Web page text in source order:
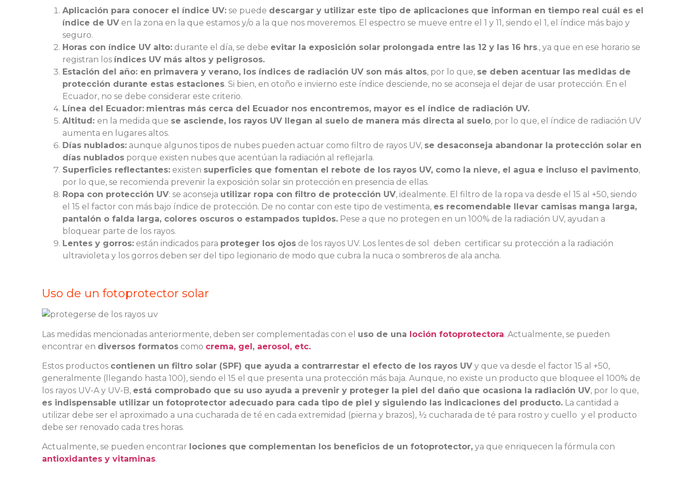
Aplicación para conocer el índice UV: se puede descargar y utilizar este tipo de aplicaciones que informan en tiempo real cuál es el
índice de UV en la zona en la que estamos y/o a la que nos moveremos. El espectro se mueve entre el 1 y 11, siendo el 1, el índice más bajo y
seguro.
Horas con índice UV alto: durante el día, se debe evitar la exposición solar prolongada entre las 12 y las 16 hrs., ya que en ese horario se
registran los índices UV más altos y peligrosos.
Estación del año: en primavera y verano, los índices de radiación UV son más altos, por lo que, se deben acentuar las medidas de
protección durante estas estaciones. Si bien, en otoño e invierno este índice desciende, no se aconseja el dejar de usar protección. En el
Ecuador, no se debe considerar este criterio.
Línea del Ecuador: mientras más cerca del Ecuador nos encontremos, mayor es el índice de radiación UV.
Altitud: en la medida que se asciende, los rayos UV llegan al suelo de manera más directa al suelo, por lo que, el índice de radiación UV
aumenta en lugares altos.
Días nublados: aunque algunos tipos de nubes pueden actuar como filtro de rayos UV, se desaconseja abandonar la protección solar en
días nublados porque existen nubes que acentúan la radiación al reflejarla.
Superficies reflectantes: existen superficies que fomentan el rebote de los rayos UV, como la nieve, el agua e incluso el pavimento,
por lo que, se recomienda prevenir la exposición solar sin protección en presencia de ellas.
Ropa con protección UV: se aconseja utilizar ropa con filtro de protección UV, idealmente. El filtro de la ropa va desde el 15 al +50, siendo
el 15 el factor con más bajo índice de protección. De no contar con este tipo de vestimenta, es recomendable llevar camisas manga larga,
pantalón o falda larga, colores oscuros o estampados tupidos. Pese a que no protegen en un 100% de la radiación UV, ayudan a
bloquear parte de los rayos.
Lentes y gorros: están indicados para proteger los ojos de los rayos UV. Los lentes de sol deben certificar su protección a la radiación
ultravioleta y los gorros deben ser del tipo legionario de modo que cubra la nuca o sombreros de ala ancha.
Uso de un fotoprotector solar
Las medidas mencionadas anteriormente, deben ser complementadas con el uso de una loción fotoprotectora. Actualmente, se pueden
encontrar en diversos formatos como crema, gel, aerosol, etc.
Estos productos contienen un filtro solar (SPF) que ayuda a contrarrestar el efecto de los rayos UV y que va desde el factor 15 al +50,
generalmente (llegando hasta 100), siendo el 15 el que presenta una protección más baja. Aunque, no existe un producto que bloquee el 100% de
los rayos UV-A y UV-B, está comprobado que su uso ayuda a prevenir y proteger la piel del daño que ocasiona la radiación UV, por lo que,
es indispensable utilizar un fotoprotector adecuado para cada tipo de piel y siguiendo las indicaciones del producto. La cantidad a
utilizar debe ser el aproximado a una cucharada de té en cada extremidad (pierna y brazos), ½ cucharada de té para rostro y cuello y el producto
debe ser renovado cada tres horas.
Actualmente, se pueden encontrar lociones que complementan los beneficios de un fotoprotector, ya que enriquecen la fórmula con
antioxidantes y vitaminas.